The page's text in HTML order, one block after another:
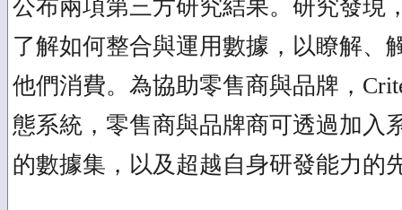
公布兩項第三方研究結果。研究發現
了解如何整合與運用數據，以瞭解、
他們消費。為協助零售商與品牌，
態系統，零售商與品牌商可透過加入
的數據集，以及超越自身研發能力的